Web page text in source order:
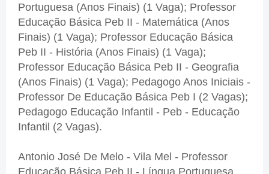
Portuguesa (Anos Finais) (1 Vaga); Professor
Educação Básica Peb II - Matemática (Anos
Finais) (1 Vaga); Professor Educação Básica
Peb II - História (Anos Finais) (1 Vaga);
Professor Educação Básica Peb II - Geografia
(Anos Finais) (1 Vaga); Pedagogo Anos Iniciais -
Professor De Educação Básica Peb I (2 Vagas);
Pedagogo Educação Infantil - Peb - Educação
Infantil (2 Vagas).
Antonio José De Melo - Vila Mel - Professor
Educação Básica Peb II - Língua Portuguesa